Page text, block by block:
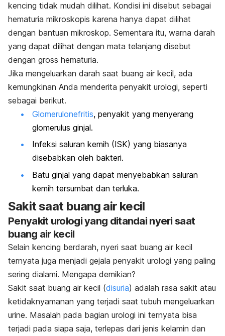
kencing tidak mudah dilihat. Kondisi ini disebut sebagai
hematuria mikroskopis karena hanya dapat dilihat
dengan bantuan mikroskop. Sementara itu, warna darah
yang dapat dilihat dengan mata telanjang disebut
dengan gross hematuria.
Jika mengeluarkan darah saat buang air kecil, ada
kemungkinan Anda menderita penyakit urologi, seperti
sebagai berikut.
Glomerulonefritis, penyakit yang menyerang
glomerulus ginjal.
Infeksi saluran kemih (ISK) yang biasanya
disebabkan oleh bakteri.
Batu ginjal yang dapat menyebabkan saluran
kemih tersumbat dan terluka.
Sakit saat buang air kecil
Penyakit urologi yang ditandai nyeri saat
buang air kecil
Selain kencing berdarah, nyeri saat buang air kecil
ternyata juga menjadi gejala penyakit urologi yang paling
sering dialami. Mengapa demikian?
Sakit saat buang air kecil (disuria) adalah rasa sakit atau
ketidaknyamanan yang terjadi saat tubuh mengeluarkan
urine. Masalah pada bagian urologi ini ternyata bisa
terjadi pada siapa saja, terlepas dari jenis kelamin dan